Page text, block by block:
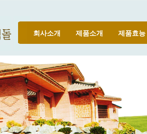
회사소개 제품소개 제품효능